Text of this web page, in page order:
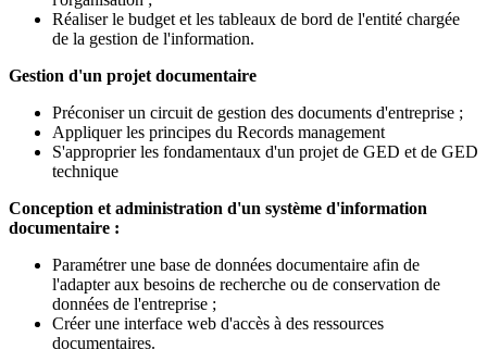
Réaliser le budget et les tableaux de bord de l'entité chargée
de la gestion de l'information.
Gestion d'un projet documentaire
Préconiser un circuit de gestion des documents d'entreprise ;
Appliquer les principes du Records management
S'approprier les fondamentaux d'un projet de GED et de GED
technique
Conception et administration d'un système d'information
documentaire :
Paramétrer une base de données documentaire afin de
l'adapter aux besoins de recherche ou de conservation de
données de l'entreprise ;
Créer une interface web d'accès à des ressources
documentaires.